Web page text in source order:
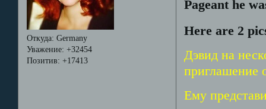
Откуда: Germany
Уважение: +32454
Позитив: +17413
Pageant he
Here are 2
Дэвид на
приглашение
Ему